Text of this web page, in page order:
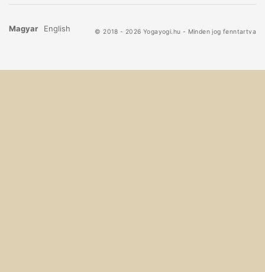
Magyar English © 2018 - 2026 Yogayogi.hu - Minden jog fenntartva